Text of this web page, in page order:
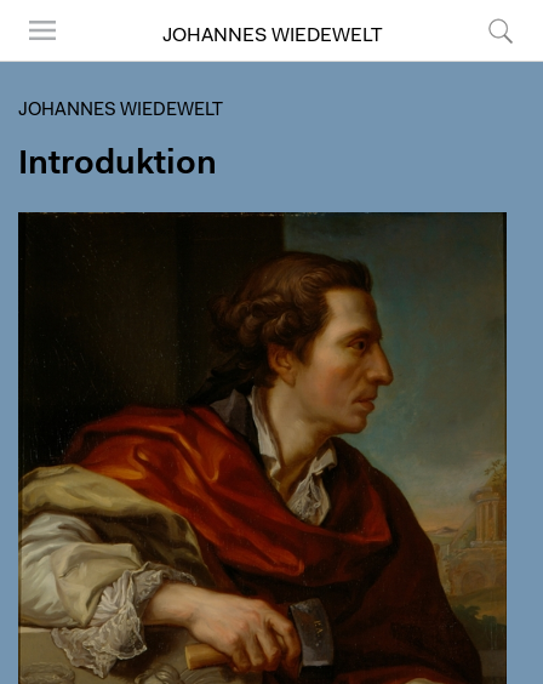
JOHANNES WIEDEWELT
JOHANNES WIEDEWELT
Introduktion